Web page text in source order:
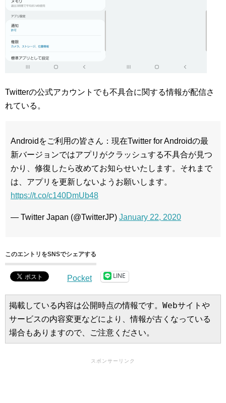
Twitterの公式アカウントでも不具合に関する情報が配信さ
れている。
Androidをご利用の皆さん：現在Twitter for Androidの最
新バージョンではアプリがクラッシュする不具合が見つ
かり、修復したら改めてお知らせいたします。それまで
は、アプリを更新しないようお願いします。
https://t.co/c140DmUb48
— Twitter Japan (@TwitterJP) January 22, 2020
このエントリをSNSでシェアする
Pocket LINE
掲載している内容は公開時点の情報です。Webサイトや
サービスの内容変更などにより、情報が古くなっている
場合もありますので、ご注意ください。
スポンサーリンク